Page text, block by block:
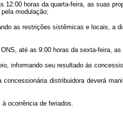
horas da quarta-feira, as suas
modulação;
restrições sistêmicas e locais, a
até as 9:00 horas da sexta-feira, as
seu resultado às
distribuidora deverá
ocorrência de feriados.